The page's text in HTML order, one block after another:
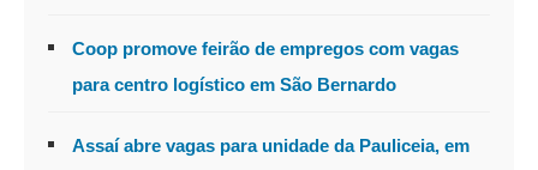
Coop promove feirão de empregos com vagas
para centro logístico em São Bernardo
Assaí abre vagas para unidade da Pauliceia, em